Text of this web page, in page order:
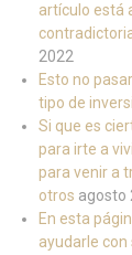
artículo está
2022
Esto no
tipo de
Si que es
para irte a
para venir a
otros agosto
En esta
ayudarle con